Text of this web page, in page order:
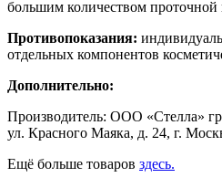
большим количеством проточной
Противопоказания:
отдельных компонентов
Дополнительно:
Производитель: ООО «Стелла»
ул. Красного Маяка, д. 24, г.
Ещё больше товаров здесь.